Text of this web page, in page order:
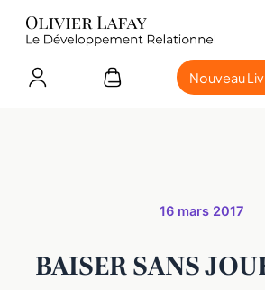
Nouveau
16 mars 2017
BAISER SANS